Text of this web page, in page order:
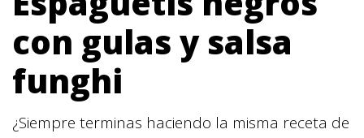
con gulas y salsa
funghi
¿Siempre terminas haciendo la misma receta de